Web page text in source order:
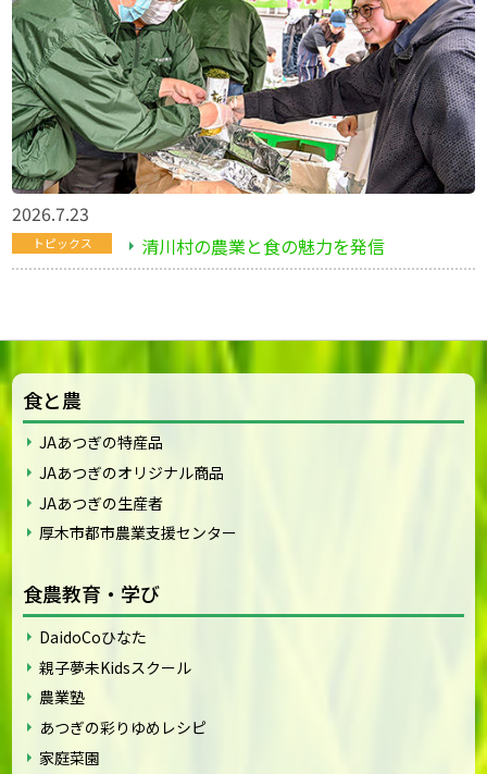
2026.7.23
トピックス 清川村の農業と食の魅力を発信
食と農
JAあつぎの特産品
JAあつぎのオリジナル商品
JAあつぎの生産者
厚木市都市農業支援センター
食農教育・学び
DaidoCoひなた
親子夢未Kidsスクール
農業塾
あつぎの彩りゆめレシピ
家庭菜園